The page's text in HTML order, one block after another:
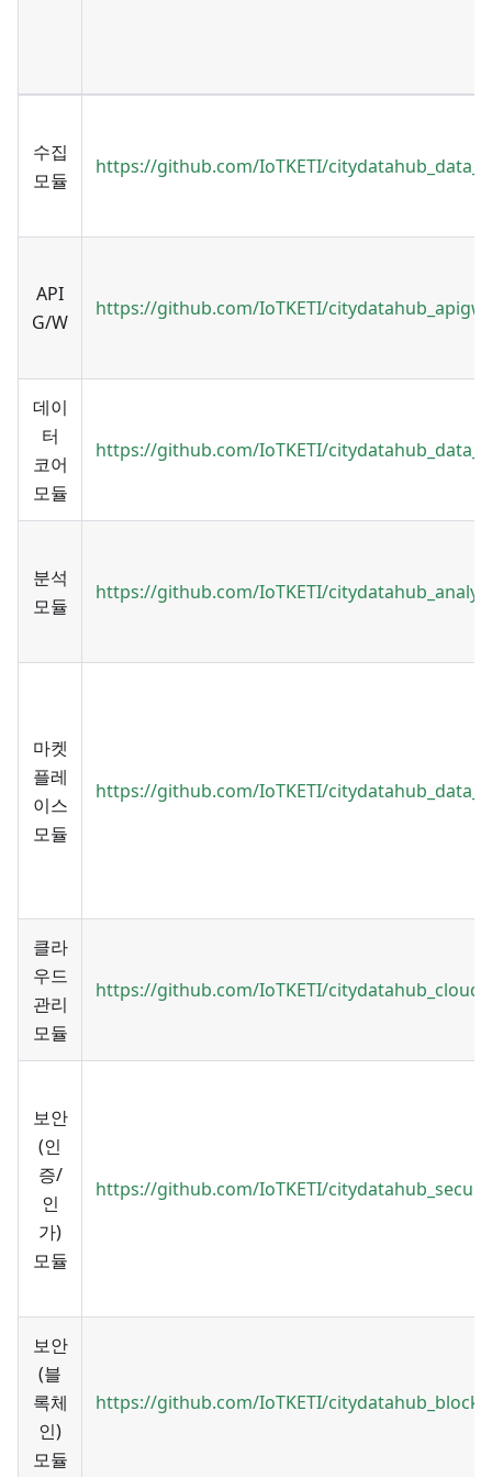
수집
모듈
https://github.com/IoTKETI/
API
G/W
https://github.com/IoTKETI/
데이
터
코어
모듈
https://github.com/IoTKETI/
분석
모듈
https://github.com/IoTKETI/
마켓
플레
이스
모듈
https://github.com/IoTKETI/
클라
우드
관리
모듈
https://github.com/IoTKETI/
보안
(인
증/
인
가)
모듈
https://github.com/IoTKETI/
보안
(블
록체
인)
모듈
https://github.com/IoTKETI/